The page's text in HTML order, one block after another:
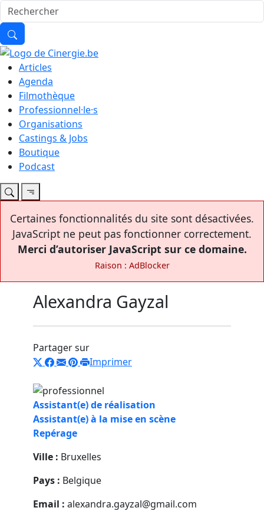
Articles
Agenda
Filmothèque
Professionnel·le·s
Organisations
Castings & Jobs
Boutique
Podcast
Certaines fonctionnalités du site sont désactivées.
JavaScript ne peut pas fonctionner correctement.
Merci d’autoriser JavaScript sur ce domaine.
Raison : AdBlocker
Alexandra Gayzal
Partager sur
Imprimer
Assistant(e) de réalisation
Assistant(e) à la mise en scène
Repérage
Ville : Bruxelles
Pays : Belgique
Email : alexandra.gayzal@gmail.com